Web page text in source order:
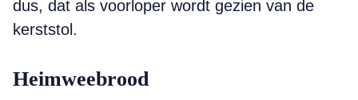
dus, dat als voorloper wordt gezien van de
kerststol.
Heimweebrood